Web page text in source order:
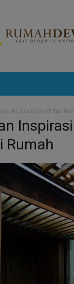
Inspirasi Ide Untuk
Rumah